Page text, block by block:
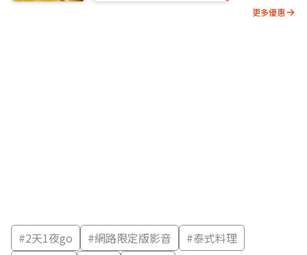
更多優惠
#2天1夜go #網路限定版影音 #泰式料理